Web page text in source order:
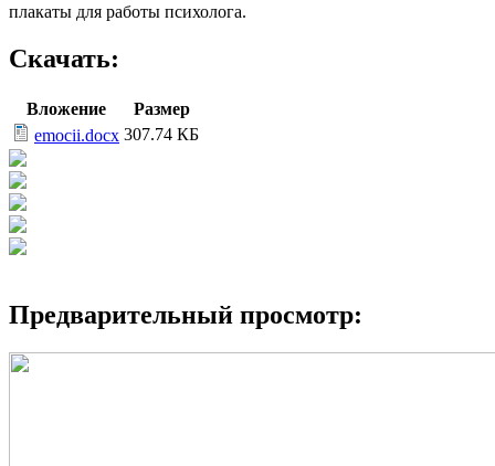
плакаты для работы психолога.
Скачать:
Вложение
Размер
emocii.docx 307.74 КБ
Предварительный просмотр: